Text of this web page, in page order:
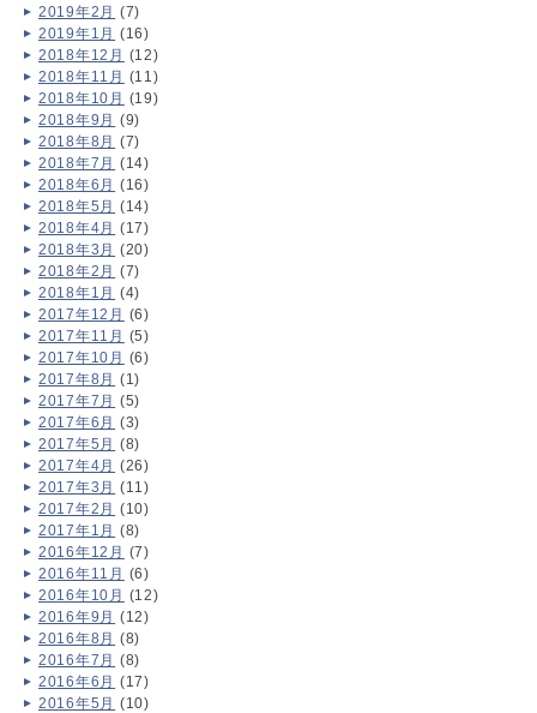
2019年2月 (7)
2019年1月 (16)
2018年12月 (12)
2018年11月 (11)
2018年10月 (19)
2018年9月 (9)
2018年8月 (7)
2018年7月 (14)
2018年6月 (16)
2018年5月 (14)
2018年4月 (17)
2018年3月 (20)
2018年2月 (7)
2018年1月 (4)
2017年12月 (6)
2017年11月 (5)
2017年10月 (6)
2017年8月 (1)
2017年7月 (5)
2017年6月 (3)
2017年5月 (8)
2017年4月 (26)
2017年3月 (11)
2017年2月 (10)
2017年1月 (8)
2016年12月 (7)
2016年11月 (6)
2016年10月 (12)
2016年9月 (12)
2016年8月 (8)
2016年7月 (8)
2016年6月 (17)
2016年5月 (10)